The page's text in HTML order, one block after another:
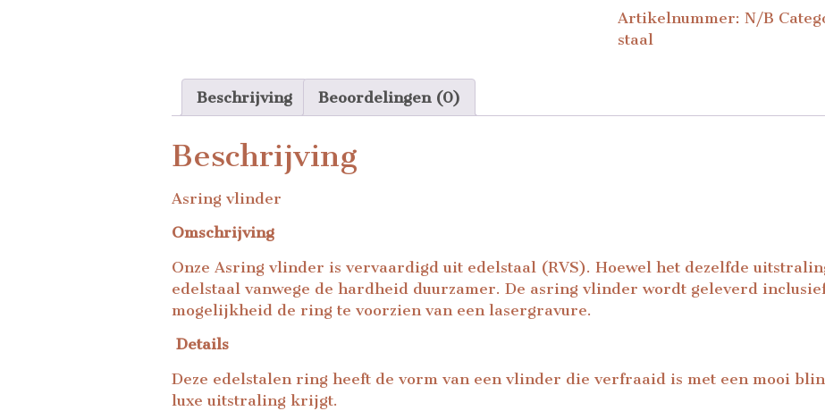
Artikelnummer:N/B
staal
Beschrijving Beoordelingen (0)
Beschrijving
Asring vlinder
Omschrijving
Onze Asring vlinder is vervaardigd uit edelstaal (RVS). Hoewel het dezelfde
edelstaal vanwege de hardheid duurzamer. De asring vlinder wordt geleverd
mogelijkheid de ring te voorzien van een lasergravure.
Details
Deze edelstalen ring heeft de vorm van een vlinder die verfraaid is met een mooi
luxe uitstraling krijgt.